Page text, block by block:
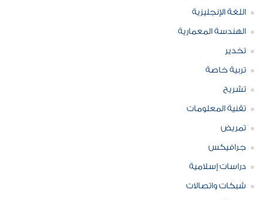
اللغة الإنجليزية
الهندسة المعمارية
تخدير
تربية خاصة
تشريح
تقنية المعلومات
تمريض
جرافيكس
دراسات إسلامية
شبكات واتصالات